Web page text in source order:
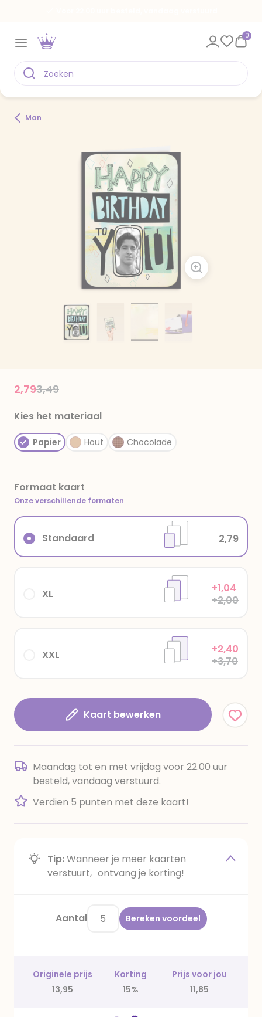
0
Man
Price reduced from
3,49to
2,79
Kies het materiaal
Papier Hout Chocolade
Formaat kaart
Onze verschillende formaten
XXL
+2,40
+3,70
XL
+1,04
+2,00
Standaard 2,79
Kaart bewerken
Maandag tot en met vrijdag voor 22.00 uur
besteld, vandaag verstuurd.
Verdien 5 punten met deze kaart!
Tip:Wanneer je meer kaarten
verstuurt, ontvang je korting!
Aantal Bereken voordeel
Originele prijs Korting
Prijs voor jou
13,95
15% 11,85